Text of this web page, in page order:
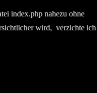
index.php nahezu ohne
wird, verzichte ich